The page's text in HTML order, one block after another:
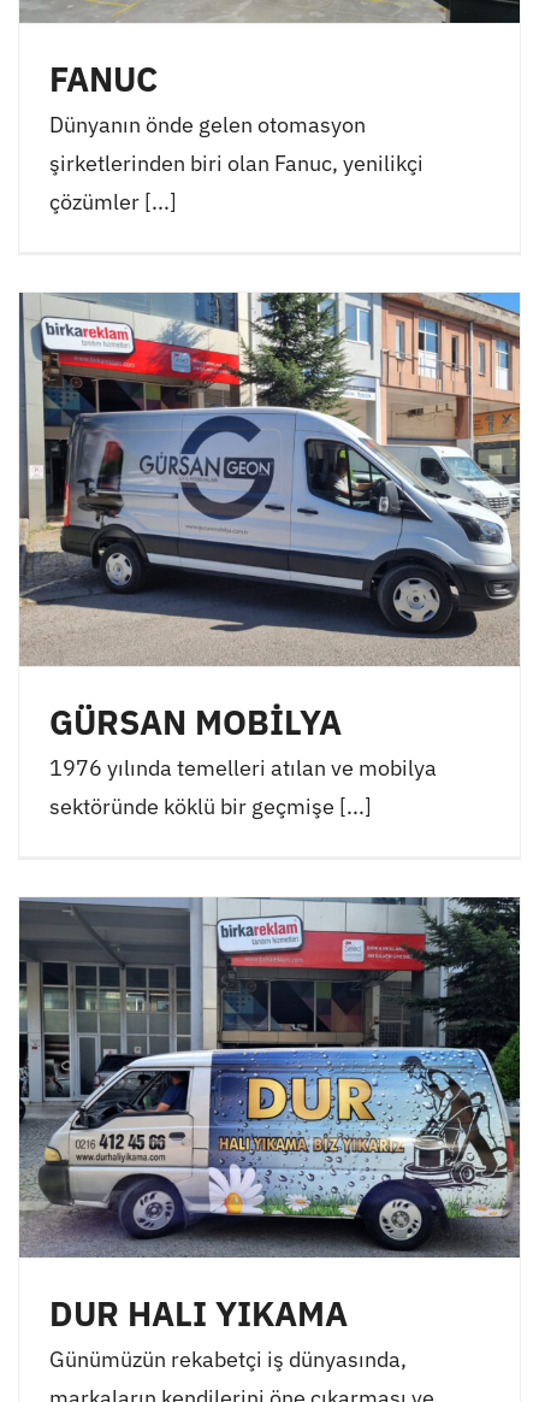
FANUC
Dünyanın önde gelen otomasyon
şirketlerinden biri olan Fanuc, yenilikçi
çözümler [...]
GÜRSAN MOBİLYA
1976 yılında temelleri atılan ve mobilya
sektöründe köklü bir geçmişe [...]
DUR HALI YIKAMA
Günümüzün rekabetçi iş dünyasında,